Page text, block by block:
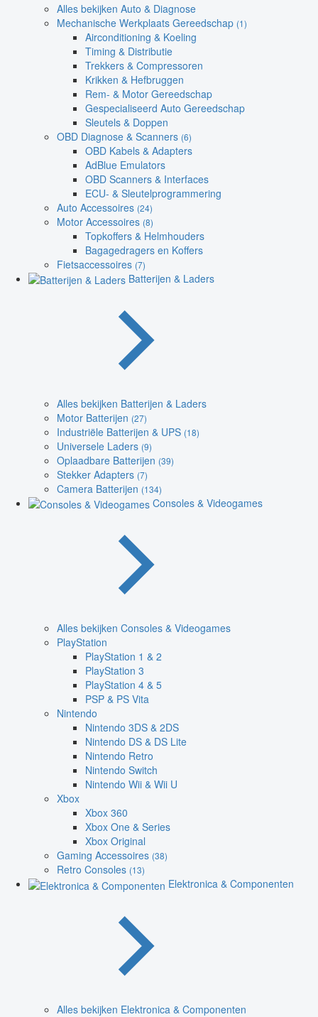
Alles bekijken Auto & Diagnose
Mechanische Werkplaats Gereedschap (1)
Airconditioning & Koeling
Timing & Distributie
Trekkers & Compressoren
Krikken & Hefbruggen
Rem- & Motor Gereedschap
Gespecialiseerd Auto Gereedschap
Sleutels & Doppen
OBD Diagnose & Scanners (6)
OBD Kabels & Adapters
AdBlue Emulators
OBD Scanners & Interfaces
ECU- & Sleutelprogrammering
Auto Accessoires (24)
Motor Accessoires (8)
Topkoffers & Helmhouders
Bagagedragers en Koffers
Fietsaccessoires (7)
Batterijen & Laders
Alles bekijken Batterijen & Laders
Motor Batterijen (27)
Industriële Batterijen & UPS (18)
Universele Laders (9)
Oplaadbare Batterijen (39)
Stekker Adapters (7)
Camera Batterijen (134)
Consoles & Videogames
Alles bekijken Consoles & Videogames
PlayStation
PlayStation 1 & 2
PlayStation 3
PlayStation 4 & 5
PSP & PS Vita
Nintendo
Nintendo 3DS & 2DS
Nintendo DS & DS Lite
Nintendo Retro
Nintendo Switch
Nintendo Wii & Wii U
Xbox
Xbox 360
Xbox One & Series
Xbox Original
Gaming Accessoires (38)
Retro Consoles (13)
Elektronica & Componenten
Alles bekijken Elektronica & Componenten